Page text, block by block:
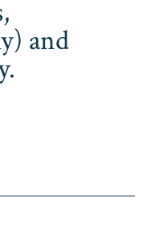
and